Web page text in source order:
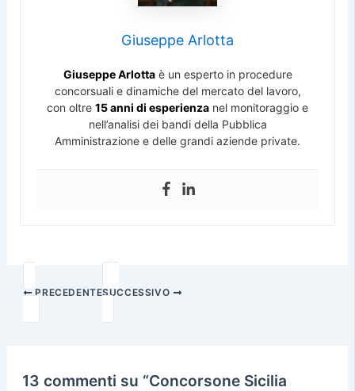
Giuseppe Arlotta
Giuseppe Arlottaè un esperto in procedure
concorsuali e dinamiche del mercato del lavoro,
con oltre 15 anni di esperienza nel monitoraggio e
nell’analisi dei bandi della Pubblica
Amministrazione e delle grandi aziende private.
PRECEDENTESUCCESSIVO
13 commenti su “Concorsone Sicilia